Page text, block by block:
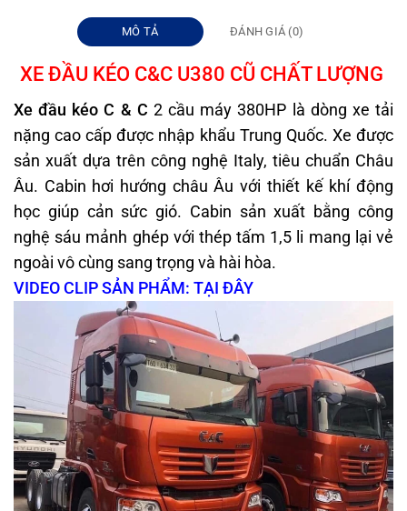
MÔ TẢ ĐÁNH GIÁ (0)
XE ĐẦU KÉO C&C U380 CŨ CHẤT LƯỢNG
Xe đầu kéo C & C 2 cầu máy 380HP là dòng xe tải
nặng cao cấp được nhập khẩu Trung Quốc. Xe được
sản xuất dựa trên công nghệ Italy, tiêu chuẩn Châu
Âu. Cabin hơi hướng châu Âu với thiết kế khí động
học giúp cản sức gió. Cabin sản xuất bằng công
nghệ sáu mảnh ghép với thép tấm 1,5 li mang lại vẻ
ngoài vô cùng sang trọng và hài hòa.
VIDEO CLIP SẢN PHẨM: TẠI ĐÂY